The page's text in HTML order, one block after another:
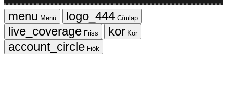
Menü
Címlap
Friss
Kör
Fiók